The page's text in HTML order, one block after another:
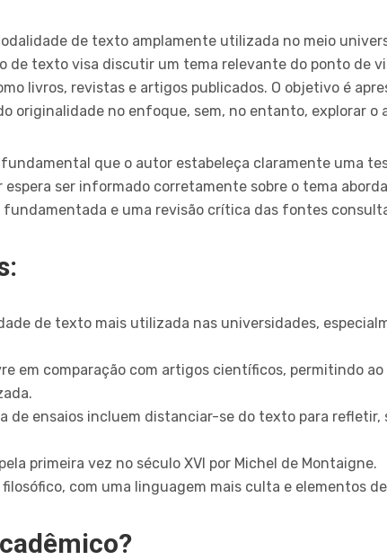
de texto amplamente utilizada no meio
de texto visa discutir um tema relevante do ponto de
livros, revistas e artigos publicados. O objetivo é
originalidade no enfoque, sem, no entanto, explorar o
fundamental que o autor estabeleça claramente uma
ser informado corretamente sobre o tema
e uma revisão crítica das fontes
de texto mais utilizada nas universidades,
em comparação com artigos científicos, permitindo
de ensaios incluem distanciar-se do texto para refletir,
primeira vez no século XVI por Michel de Montaigne.
com uma linguagem mais culta e elementos